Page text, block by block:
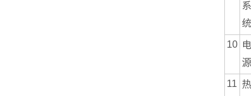
系
统
10 电
源
11 热